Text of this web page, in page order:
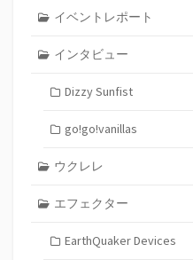
イベントレポート
インタビュー
Dizzy Sunfist
go!go!vanillas
ウクレレ
エフェクター
EarthQuaker Devices